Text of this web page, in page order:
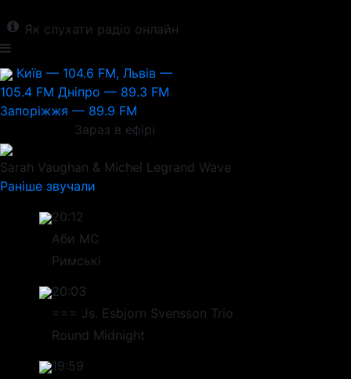
Як слухати радіо онлайн
Київ — 104.6 FM, Львів —
105.4 FM Дніпро — 89.3 FM
Запоріжжя — 89.9 FM
Зараз в ефірі
Sarah Vaughan & Michel Legrand Wave
Раніше звучали
20:12
Аби МС
Римські
20:03
=== Js. Esbjorn Svensson Trio
Round Midnight
19:59